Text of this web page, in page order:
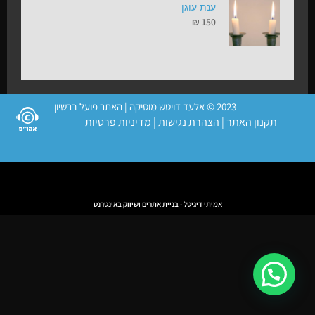
ענת עוגן
₪ 150
2023 © אלעד דויטש מוסיקה | האתר פועל ברשיון
תקנון האתר| הצהרת נגישות| מדיניות פרטיות
אמיתי דיגיטל - בניית אתרים ושיווק באינטרנט